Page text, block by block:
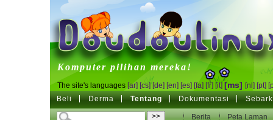
DoudouLinux
Komputer pilihan mereka!
The site's languages [ar] [cs] [de] [en] [es] [fa] [fr] [it] [ms] [nl] [pt]
Beli Derma Tentang Dokumentasi
Berita Peta Laman